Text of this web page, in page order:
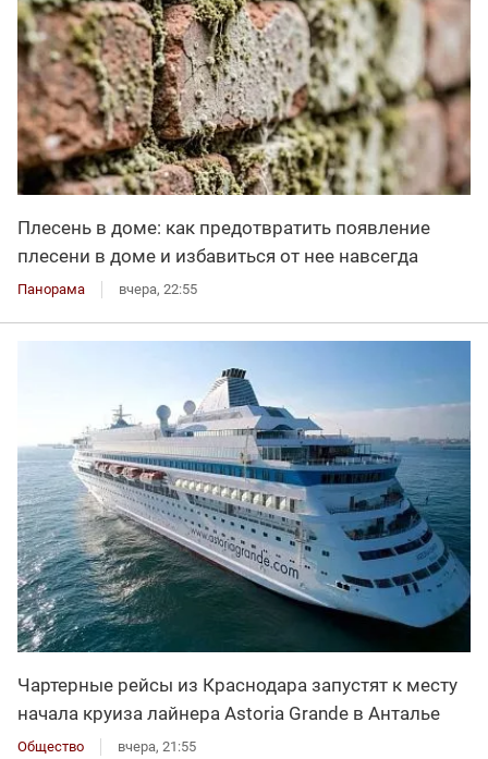
Плесень в доме: как предотвратить появление
плесени в доме и избавиться от нее навсегда
Панорама вчера, 22:55
Чартерные рейсы из Краснодара запустят к месту
начала круиза лайнера Astoria Grande в Анталье
Общество вчера, 21:55